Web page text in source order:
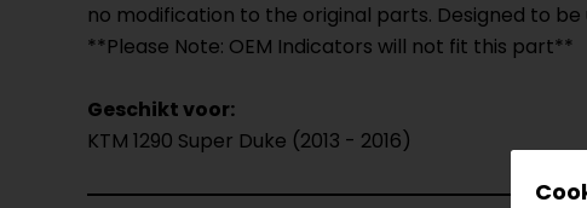
no modification to the original parts. Designed to
**Please Note: OEM Indicators will not fit this part**
Geschikt voor:
KTM 1290 Super Duke (2013 - 2016)